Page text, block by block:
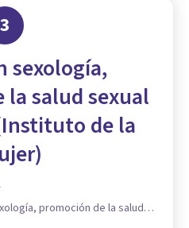
3
sexología,
la salud sexual
de la
promoción de la salud